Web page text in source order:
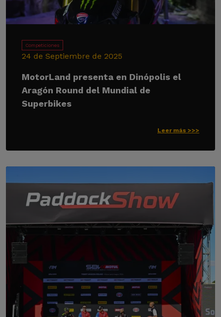
Competiciones
24 de Septiembre de 2025
MotorLand presenta en Dinópolis el
Aragón Round del Mundial de
Superbikes
Leer más >>>